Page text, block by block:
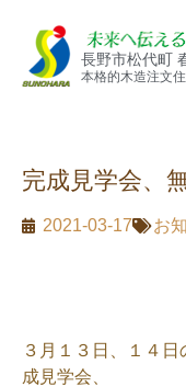
長野市松代町
本格的木造注文
完成見学会、
2021-03-17 お
３月１３日、１４
成見学会、